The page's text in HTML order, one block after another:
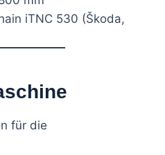
iTNC 530 (Škoda,
für die